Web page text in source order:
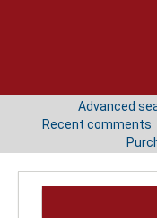
Advanced
Recent comments